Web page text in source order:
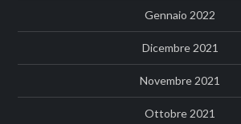
Gennaio 2022
Dicembre 2021
Novembre 2021
Ottobre 2021